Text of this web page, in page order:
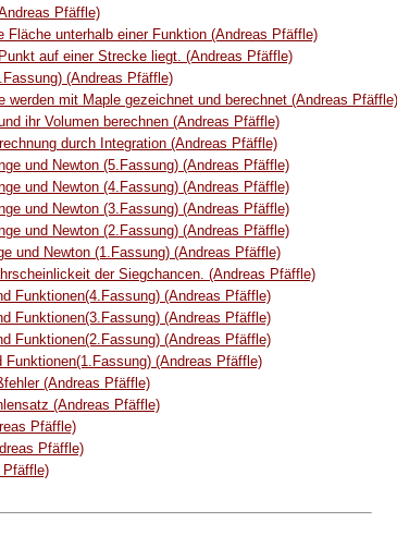
Pfäffle)
Fläche unterhalb einer Funktion (Andreas Pfäffle)
auf einer Strecke liegt. (Andreas Pfäffle)
(Andreas Pfäffle)
werden mit Maple gezeichnet und berechnet (Andreas Pfäffle)
ihr Volumen berechnen (Andreas Pfäffle)
durch Integration (Andreas Pfäffle)
und Newton (5.Fassung) (Andreas Pfäffle)
und Newton (4.Fassung) (Andreas Pfäffle)
und Newton (3.Fassung) (Andreas Pfäffle)
und Newton (2.Fassung) (Andreas Pfäffle)
und Newton (1.Fassung) (Andreas Pfäffle)
der Siegchancen. (Andreas Pfäffle)
Funktionen(4.Fassung) (Andreas Pfäffle)
Funktionen(3.Fassung) (Andreas Pfäffle)
Funktionen(2.Fassung) (Andreas Pfäffle)
Funktionen(1.Fassung) (Andreas Pfäffle)
(Andreas Pfäffle)
(Andreas Pfäffle)
Pfäffle)
Pfäffle)
Pfäffle)